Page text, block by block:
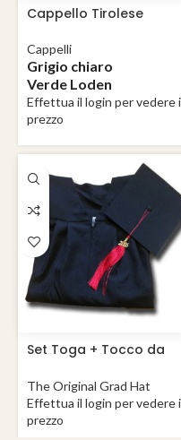
Cappello Tirolese
Waldhut
Cappelli
Grigio chiaro
Verde Loden
Effettua il login per vedere
prezzo
Set Toga + Tocco da
The Original Grad Hat
Effettua il login per vedere
prezzo